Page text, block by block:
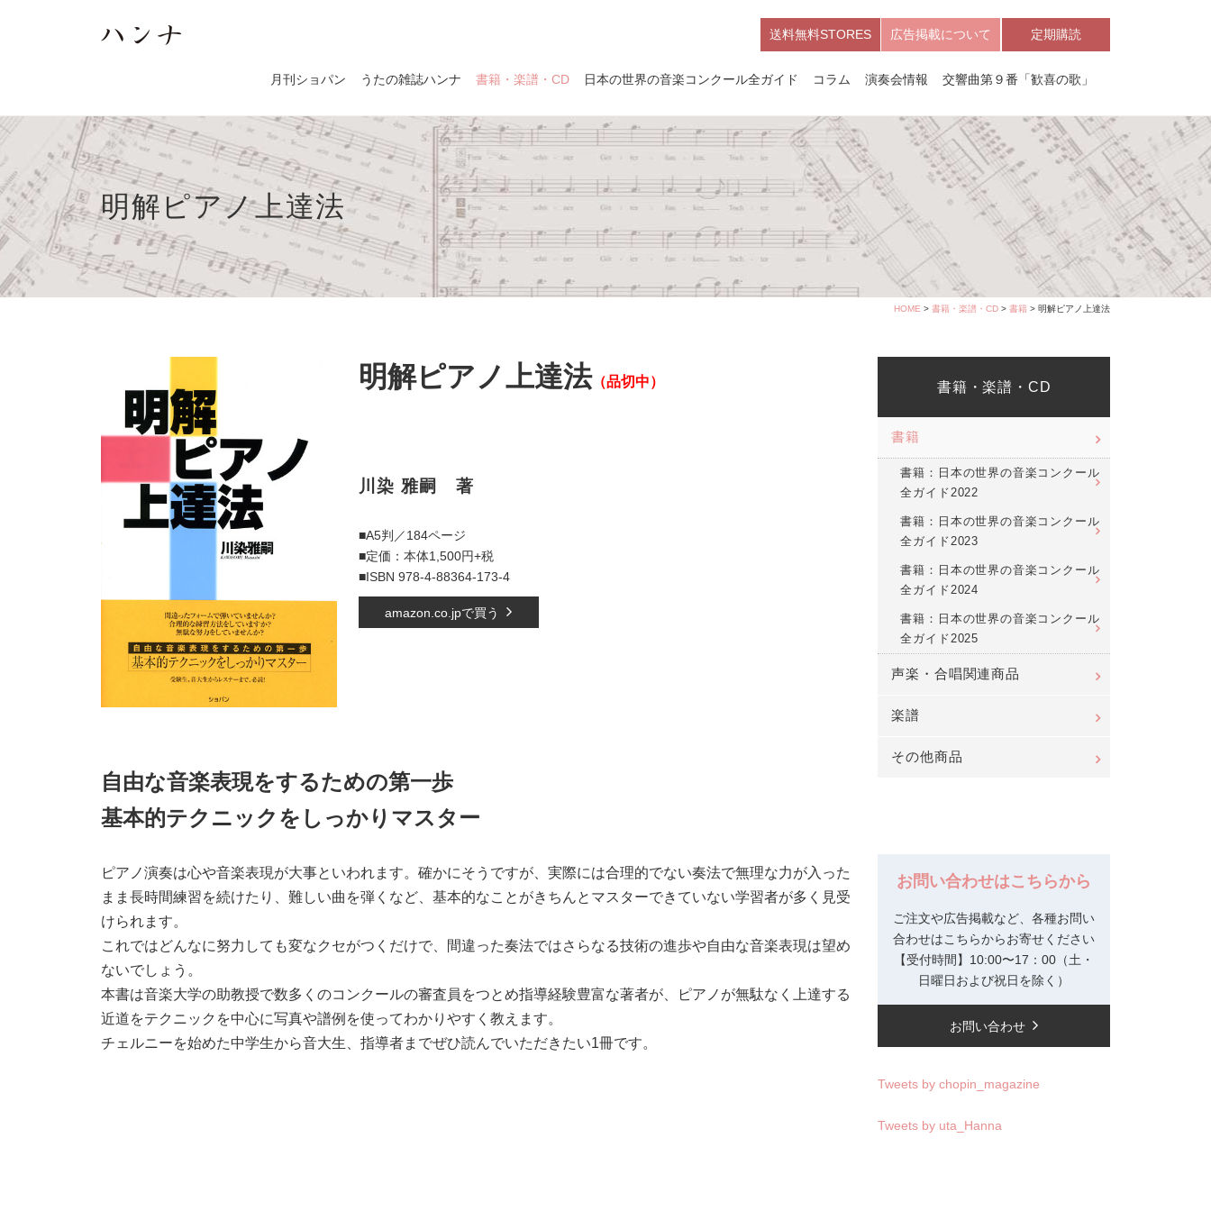
送料無料STORES 広告掲載について 定期購読
月刊ショパン うたの雑誌ハンナ 書籍・楽譜・CD 日本の世界の音楽コンクール全ガイド コラム 演奏会情報 交響曲第９番「歓喜の歌」
明解ピアノ上達法
HOME > 書籍・楽譜・CD > 書籍 > 明解ピアノ上達法
明解ピアノ上達法（品切中）
川染 雅嗣 著
■A5判／184ページ
■定価：本体1,500円+税
■ISBN 978-4-88364-173-4
amazon.co.jpで買う
自由な音楽表現をするための第一歩
基本的テクニックをしっかりマスター
ピアノ演奏は心や音楽表現が大事といわれます。確かにそうですが、実際には合理的でない奏法で無理な力が入った
まま長時間練習を続けたり、難しい曲を弾くなど、基本的なことがきちんとマスターできていない学習者が多く見受
けられます。
これではどんなに努力しても変なクセがつくだけで、間違った奏法ではさらなる技術の進歩や自由な音楽表現は望め
ないでしょう。
本書は音楽大学の助教授で数多くのコンクールの審査員をつとめ指導経験豊富な著者が、ピアノが無駄なく上達する
近道をテクニックを中心に写真や譜例を使ってわかりやすく教えます。
チェルニーを始めた中学生から音大生、指導者までぜひ読んでいただきたい1冊です。
書籍・楽譜・CD
書籍
書籍：日本の世界の音楽コンクール
全ガイド2022
書籍：日本の世界の音楽コンクール
全ガイド2023
書籍：日本の世界の音楽コンクール
全ガイド2024
書籍：日本の世界の音楽コンクール
全ガイド2025
声楽・合唱関連商品
楽譜
その他商品
お問い合わせはこちらから
ご注文や広告掲載など、各種お問い
合わせはこちらからお寄せください
【受付時間】10:00〜17：00（土・
日曜日および祝日を除く）
お問い合わせ
Tweets by chopin_magazine
Tweets by uta_Hanna